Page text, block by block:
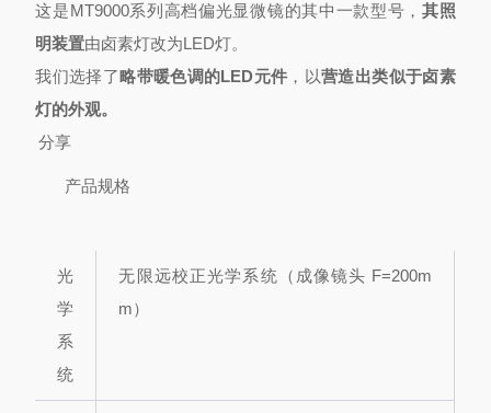
这是MT9000系列高档偏光显微镜的其中一款型号， 其照
明装置由卤素灯改为LED灯。
我们选择了略带暖色调的LED元件 ，以营造出类似于卤素
灯的外观。
分享
产品规格
光
学
系
统
无限远校正光学系统（成像镜头 F=200m
m）